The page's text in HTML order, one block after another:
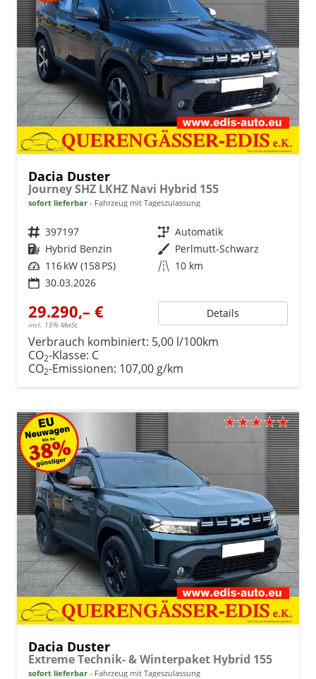
Dacia Duster
Journey SHZ LKHZ Navi Hybrid 155
sofort lieferbar Fahrzeug mit Tageszulassung
Fahrzeugnr. 397197 Getriebe Automatik
Kraftstoff Hybrid Benzin Außenfarbe Perlmutt-Schwarz
Leistung 116 kW (158 PS) Kilometerstand 10 km
30.03.2026
29.290,– €
incl. 19% MwSt.
Details
Verbrauch kombiniert: 5,00 l/100km
CO2-Klasse: C
CO2-Emissionen: 107,00 g/km
Dacia Duster
Extreme Technik- & Winterpaket Hybrid 155
sofort lieferbar Fahrzeug mit Tageszulassung